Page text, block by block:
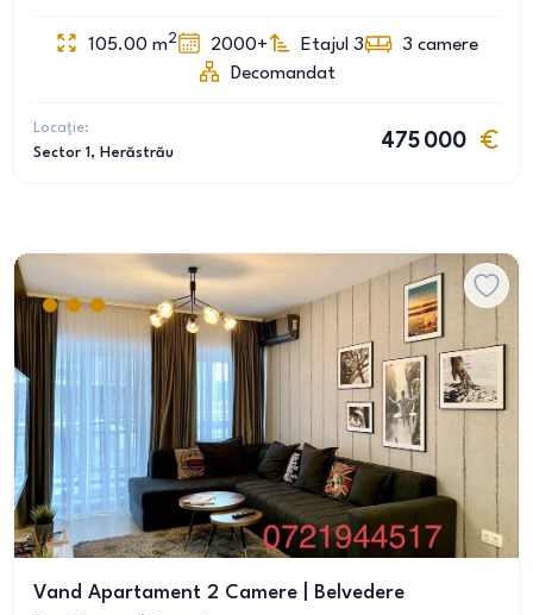
105.00 m2 2000+ Etajul 3 3 camere
Decomandat
Locație:
Sector 1 , Herăstrău
475 000
Vand Apartament 2 Camere | Belvedere